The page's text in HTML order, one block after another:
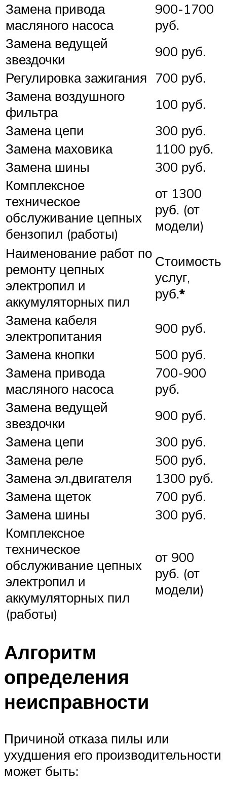
Замена привода
масляного насоса
900-1700
руб.
Замена ведущей
звездочки
900 руб.
Регулировка зажигания 700 руб.
Замена воздушного
фильтра
100 руб.
Замена цепи
300 руб.
Замена маховика
1100 руб.
Замена шины
300 руб.
Комплексное
техническое
обслуживание цепных
бензопил (работы)
от 1300
руб. (от
модели)
Наименование работ по
ремонту цепных
электропил и
аккумуляторных пил
Стоимость
услуг,
руб.*
Замена кабеля
электропитания
900 руб.
Замена кнопки
500 руб.
Замена привода
масляного насоса
700-900
руб.
Замена ведущей
звездочки
900 руб.
Замена цепи
300 руб.
Замена реле
500 руб.
Замена эл.двигателя
1300 руб.
Замена щеток
700 руб.
Замена шины
300 руб.
Комплексное
техническое
обслуживание цепных
электропил и
аккумуляторных пил
(работы)
от 900
руб. (от
модели)
Алгоритм
определения
неисправности
Причиной отказа пилы или
ухудшения его производительности
может быть: